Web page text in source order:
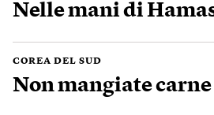
Nelle mani di
COREA DEL SUD
Non mangiate